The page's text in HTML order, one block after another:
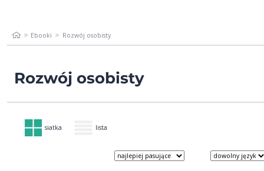
Ebooki Rozwój osobisty
Rozwój osobisty
siatka lista